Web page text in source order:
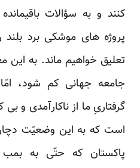
کنند و به سؤالات
پروژه‏ های موشکی برد بلند
تعلیق خواهیم ماند. به
جامعه جهانی کم شود،
گرفتاریِ ما از ناکارآمدی و
است که به این وضعیّت
پاکستان که حتّی به